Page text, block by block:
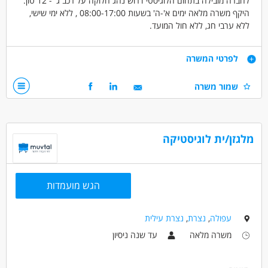
היקף משרה מלאה ימים א'-ה' בשעות 08:00-17:00 , ללא ימי שישי,
ללא ערבי חג, ללא חול המועד.
*הרכב אינו צמוד*
דרישות
זמינות מיידית,
הגעה עצמית למרלו"ג החברה באזור מודיעין.
נהגים, רכב ותחבורה - נהג/ת חלוקה
נהגים, רכב ותחבורה - נהג/ת שינוע
לפרטי המשרה
שמור משרה
מלגזן/ית לוגיסטיקה
הגש מועמדות
עפולה, נצרת, נצרת עילית
משרה מלאה
עד שנה ניסיון